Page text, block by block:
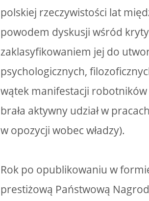
polskiej rzeczywistości lat
powodem dyskusji wśród
zaklasyfikowaniem jej do
psychologicznych,
wątek manifestacji robotników
brała aktywny udział w
w opozycji wobec władzy).
Rok po opublikowaniu w
prestiżową Państwową